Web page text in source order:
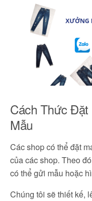
Cách Thức Đặt
Mẫu
Các shop có thể đặt
của các shop. Theo
có thể gửi mẫu hoặc
Chúng tôi sẽ thiết kế,